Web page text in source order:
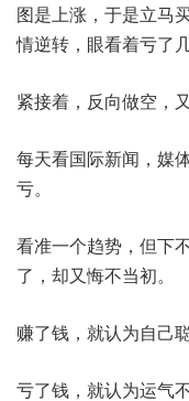
图是上涨，于是立马
情逆转，眼看着亏了
紧接着，反向做空，
每天看国际新闻，媒
亏。
看准一个趋势，但下
了，却又悔不当初。
赚了钱，就认为自己聪
亏了钱，就认为运气不